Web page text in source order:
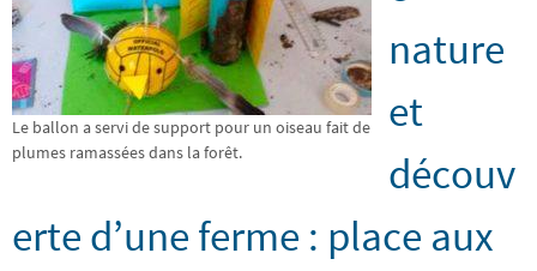
Le ballon a servi de support pour un oiseau fait de
plumes ramassées dans la forêt.
nature
et
découv
erte d’une ferme : place aux